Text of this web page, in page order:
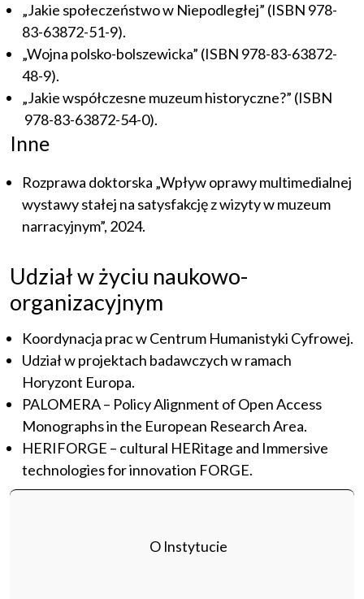
O Instytucie
„Jakie społeczeństwo w Niepodległej” (ISBN 978-
83-63872-51-9).
„Wojna polsko-bolszewicka” (ISBN 978-83-63872-
48-9).
„Jakie współczesne muzeum historyczne?” (ISBN
978-83-63872-54-0).
Inne
Rozprawa doktorska „Wpływ oprawy multimedialnej
wystawy stałej na satysfakcję z wizyty w muzeum
narracyjnym”, 2024.
Udział w życiu naukowo-
organizacyjnym
Koordynacja prac w Centrum Humanistyki Cyfrowej.
Udział w projektach badawczych w ramach
Horyzont Europa.
PALOMERA – Policy Alignment of Open Access
Monographs in the European Research Area.
HERIFORGE – cultural HERitage and Immersive
technologies for innovation FORGE.